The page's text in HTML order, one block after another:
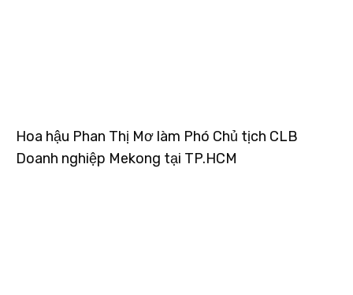
Hoa hậu Phan Thị Mơ làm Phó Chủ tịch CLB
Doanh nghiệp Mekong tại TP.HCM